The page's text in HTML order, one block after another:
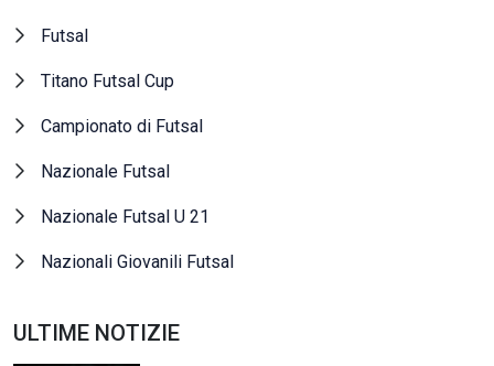
Futsal
Titano Futsal Cup
Campionato di Futsal
Nazionale Futsal
Nazionale Futsal U 21
Nazionali Giovanili Futsal
ULTIME NOTIZIE